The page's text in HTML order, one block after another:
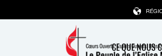
CE QUE NOUS